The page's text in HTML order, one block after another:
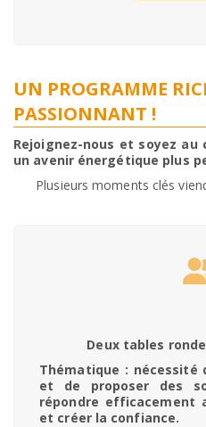
UN PROGRAMME
PASSIONNANT !
Rejoignez-nous et soyez
un avenir énergétique plus
Plusieurs moments clés
Deux tables
Thématique : nécessité
et de proposer des
répondre efficacement
et créer la confiance.